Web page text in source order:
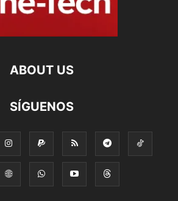
ABOUT US
SÍGUENOS